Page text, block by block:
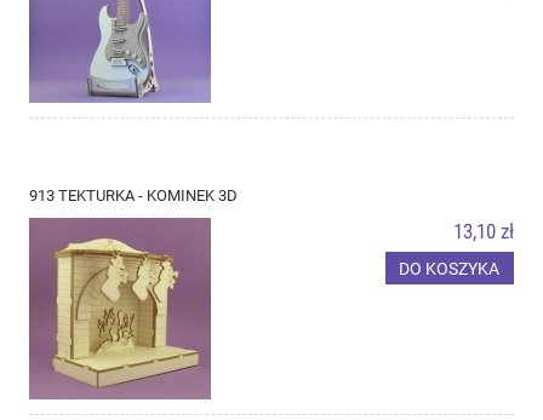
913 TEKTURKA - KOMINEK 3D
13,10 zł
DO KOSZYKA